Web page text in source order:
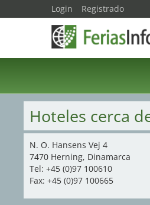
Hoteles cerca
N. O. Hansens Vej 4
7470 Herning, Dinamarca
Tel: +45 (0)97 100610
Fax: +45 (0)97 100665
Login Registrado